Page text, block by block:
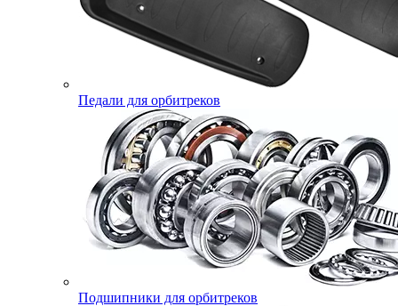
Педали для орбитреков
Подшипники для орбитреков